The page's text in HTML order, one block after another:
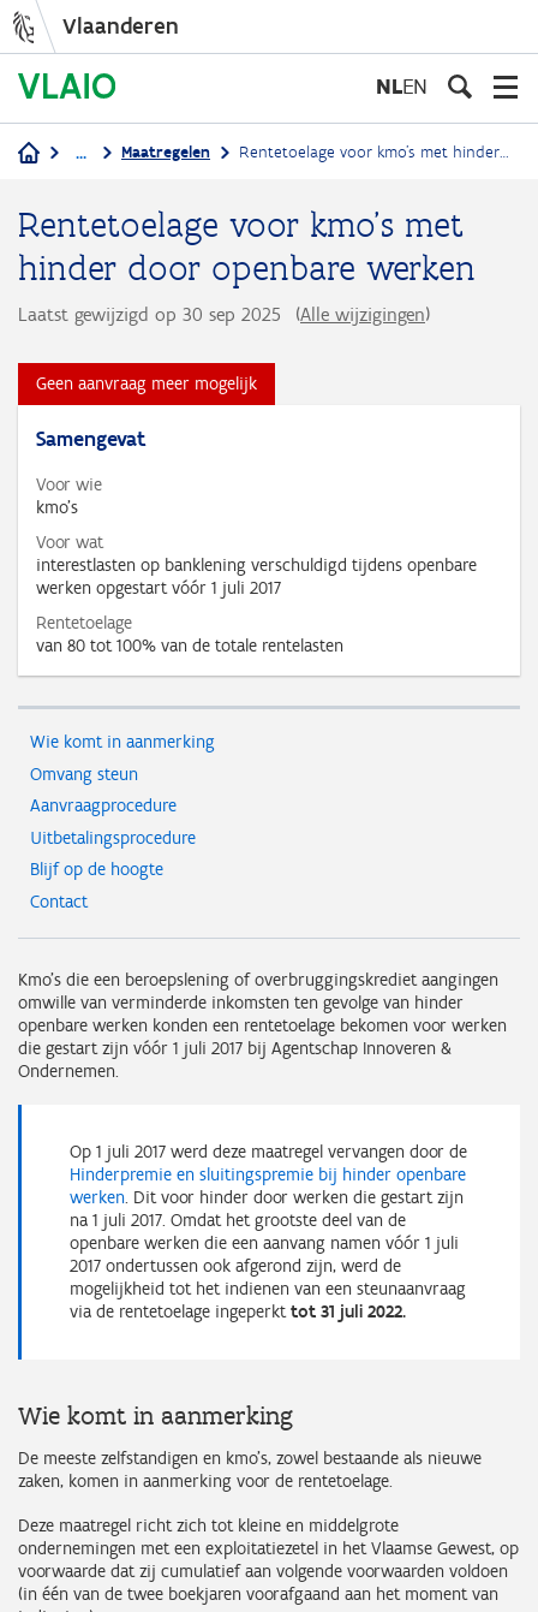
inhoud
Vlaanderen
NLEN
... Maatregelen Rentetoelage voor kmo's met hinder door openbare werken
Rentetoelage voor kmo's met
hinder door openbare werken
Laatst gewijzigd op 30 sep 2025 (Alle wijzigingen)
Geen aanvraag meer mogelijk
Samengevat
Voor wie
kmo's
Voor wat
interestlasten op banklening verschuldigd tijdens openbare
werken opgestart vóór 1 juli 2017
Rentetoelage
van 80 tot 100% van de totale rentelasten
Wie komt in aanmerking
Omvang steun
Aanvraagprocedure
Uitbetalingsprocedure
Blijf op de hoogte
Contact
Kmo's die een beroepslening of overbruggingskrediet aangingen
omwille van verminderde inkomsten ten gevolge van hinder
openbare werken konden een rentetoelage bekomen voor werken
die gestart zijn vóór 1 juli 2017 bij Agentschap Innoveren &
Ondernemen.
Op 1 juli 2017 werd deze maatregel vervangen door de
Hinderpremie en sluitingspremie bij hinder openbare
werken . Dit voor hinder door werken die gestart zijn
na 1 juli 2017. Omdat het grootste deel van de
openbare werken die een aanvang namen vóór 1 juli
2017 ondertussen ook afgerond zijn, werd de
mogelijkheid tot het indienen van een steunaanvraag
via de rentetoelage ingeperkt tot 31 juli 2022.
Wie komt in aanmerking
De meeste zelfstandigen en kmo’s, zowel bestaande als nieuwe
zaken, komen in aanmerking voor de rentetoelage.
Deze maatregel richt zich tot kleine en middelgrote
ondernemingen met een exploitatiezetel in het Vlaamse Gewest, op
voorwaarde dat zij cumulatief aan volgende voorwaarden voldoen
(in één van de twee boekjaren voorafgaand aan het moment van